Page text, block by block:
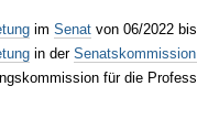
im Senatvon 06/2022
in der
für die